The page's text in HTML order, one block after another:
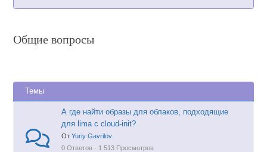
Общие вопросы
Темы
А где найти образы для облаков, подходящие
для lima с cloud-init?
ОтYuriy Gavrilov
0 Ответов · 1 513 Просмотров